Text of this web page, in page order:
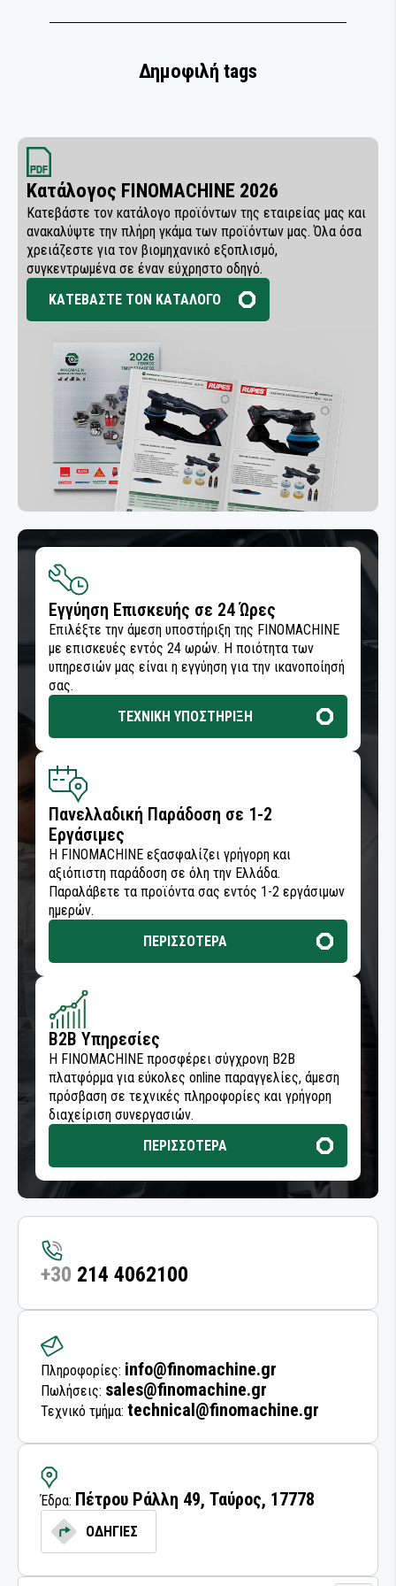
ΜΟΝΩΣΗ ΚΑΙ ΜΑΣΚΑΡΙΣΜΑ
ΣΠΡΕΙ ΧΡΩΜΑΤΩΝ
ΟΜΟΓΕΝΟΠΟΙΗΣΗ & ΣΥΓΚΟΛΛΗΣΗ
ΠΛΑΣΤΙΚΩΝ
ΠΙΣΤΟΛΙΑ ΕΦΑΡΜΟΓΗΣ ΣΥΓΚΟΛΛΗΤΙΚΩΝ -
ΣΦΡΑΓΙΣΤΙΚΩΝ ΥΛΙΚΩΝ
ΠΡΟΕΤΟΙΜΑΣΙΑ ΣΥΓΚΟΛΛΗΣΗΣ
ΠΡΟΣΤΑΣΙΑ ΚΑΙ ΑΝΤΙΔΙΑΒΡΩΣΗ
ΣΥΓΚΟΛΛΗΤΙΚΑ ΚΑΙ ΣΦΡΑΓΙΣΤΙΚΑ
Δημοφιλή tags
Κατάλογος FINOMACHINE 2026
Κατεβάστε τον κατάλογο προϊόντων της εταιρείας μας και
ανακαλύψτε την πλήρη γκάμα των προϊόντων μας. Όλα όσα
χρειάζεστε για τον βιομηχανικό εξοπλισμό,
συγκεντρωμένα σε έναν εύχρηστο οδηγό.
ΚΑΤΕΒΑΣΤΕ ΤΟΝ ΚΑΤΑΛΟΓΟ
Εγγύηση Επισκευής σε 24 Ώρες
Επιλέξτε την άμεση υποστήριξη της FINOMACHINE
με επισκευές εντός 24 ωρών. Η ποιότητα των
υπηρεσιών μας είναι η εγγύηση για την ικανοποίησή
σας.
ΤΕΧΝΙΚΗ ΥΠΟΣΤΗΡΙΞΗ
Πανελλαδική Παράδοση σε 1-2
Εργάσιμες
Η FINOMACHINE εξασφαλίζει γρήγορη και
αξιόπιστη παράδοση σε όλη την Ελλάδα.
Παραλάβετε τα προϊόντα σας εντός 1-2 εργάσιμων
ημερών.
ΠΕΡΙΣΣΟΤΕΡΑ
B2B Υπηρεσίες
Η FINOMACHINE προσφέρει σύγχρονη B2B
πλατφόρμα για εύκολες online παραγγελίες, άμεση
πρόσβαση σε τεχνικές πληροφορίες και γρήγορη
διαχείριση συνεργασιών.
ΠΕΡΙΣΣΟΤΕΡΑ
+30 214 4062100
Πληροφορίες: info@finomachine.gr
Πωλήσεις: sales@finomachine.gr
Τεχνικό τμήμα: technical@finomachine.gr
Έδρα: Πέτρου Ράλλη 49, Ταύρος, 17778
ΟΔΗΓΙΕΣ